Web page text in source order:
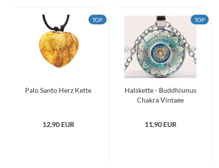
TOP
Palo Santo Herz Kette
12,90 EUR
TOP
Halskette - Buddhismus
Chakra Vintage
11,90 EUR